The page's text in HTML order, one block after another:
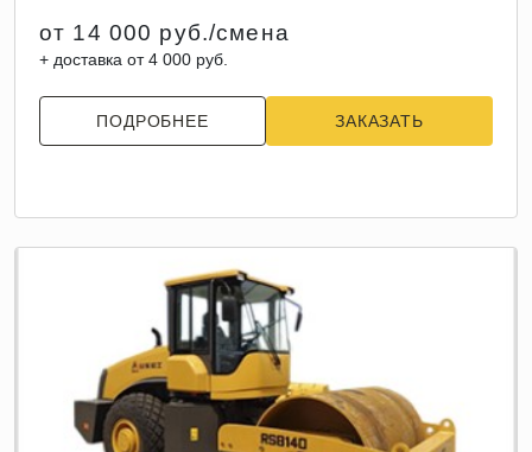
от 14 000 руб./смена
+ доставка от 4 000 руб.
ПОДРОБНЕЕ ЗАКАЗАТЬ